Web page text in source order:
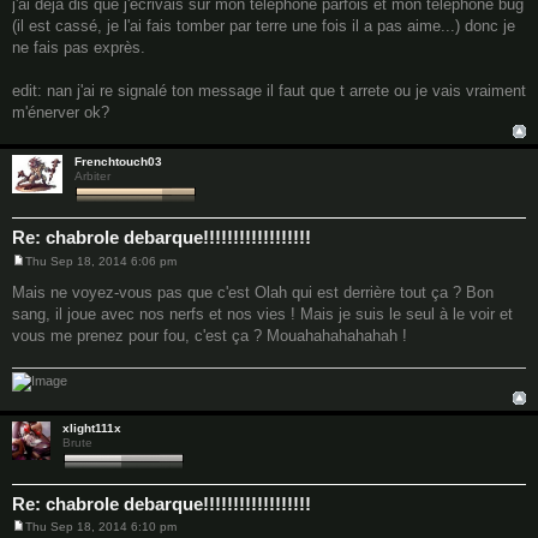
s
j'ai déjà dis que j'écrivais sur mon téléphone parfois et mon téléphone bug
(il est cassé, je l'ai fais tomber par terre une fois il a pas aime...) donc je
ne fais pas exprès.
edit: nan j'ai re signalé ton message il faut que t arrete ou je vais vraiment
m'énerver ok?
Frenchtouch03
Arbiter
Re: chabrole debarque!!!!!!!!!!!!!!!!!!
s
t
Thu Sep 18, 2014 6:06 pm
Mais ne voyez-vous pas que c'est Olah qui est derrière tout ça ? Bon
sang, il joue avec nos nerfs et nos vies ! Mais je suis le seul à le voir et
vous me prenez pour fou, c'est ça ? Mouahahahahahah !
xlight111x
Brute
Re: chabrole debarque!!!!!!!!!!!!!!!!!!
Thu Sep 18, 2014 6:10 pm